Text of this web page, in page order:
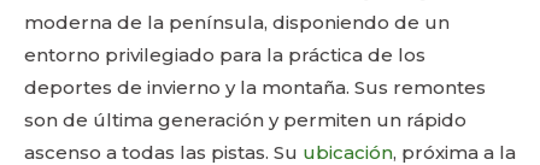
moderna de la península, disponiendo de un
entorno privilegiado para la práctica de los
deportes de invierno y la montaña. Sus remontes
son de última generación y permiten un rápido
ascenso a todas las pistas. Su ubicación, próxima a la